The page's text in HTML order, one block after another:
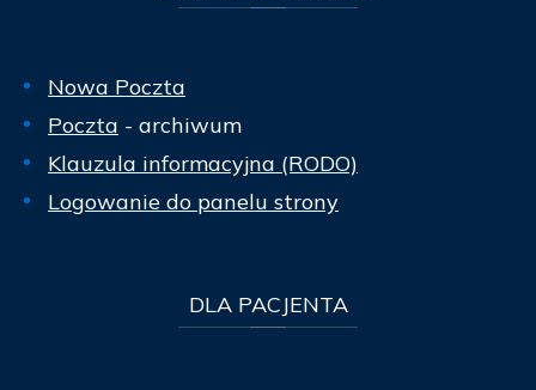
Nowa Poczta
Poczta - archiwum
Klauzula informacyjna (RODO)
Logowanie do panelu strony
DLAPACJENTA